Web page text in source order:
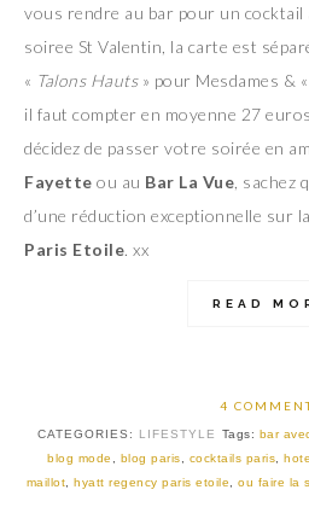
vous rendre au bar pour un cocktail
soiree St Valentin, la carte est
« Talons Hauts» pour Mesdames & «
il faut compter en moyenne 27
décidez de passer votre soirée en
Fayette ou au Bar La Vue ,
d’une réduction exceptionnelle sur
Paris Etoile. xx
READ
4
CATEGORIES: LIFESTYLE Tags: bar
blog mode
blog paris cocktails paris
maillot
hyatt regency paris etoile ou faire la